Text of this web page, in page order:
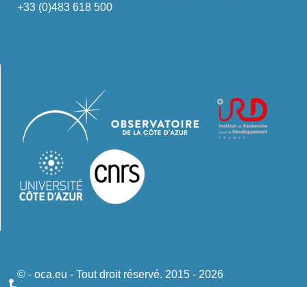
+33 (0)483 618 500
© - oca.eu - Tout droit réservé. 2015 - 2026